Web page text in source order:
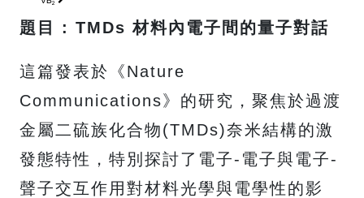
題目 : TMDs 材料內電子間的量子對話
這篇發表於《Nature
Communications》的研究，聚焦於過渡
金屬二硫族化合物(TMDs)奈米結構的激
發態特性，特別探討了電子-電子與電子-
聲子交互作用對材料光學與電學性的影